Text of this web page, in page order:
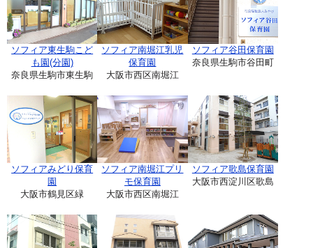
ソフィア東生駒こど
も園(分園)
奈良県生駒市東生駒
ソフィア南堀江乳児
保育園
大阪市西区南堀江
ソフィア谷田保育園
奈良県生駒市谷田町
ソフィアみどり保育
園
大阪市鶴見区緑
ソフィア南堀江プリ
モ保育園
大阪市西区南堀江
ソフィア歌島保育園
大阪市西淀川区歌島